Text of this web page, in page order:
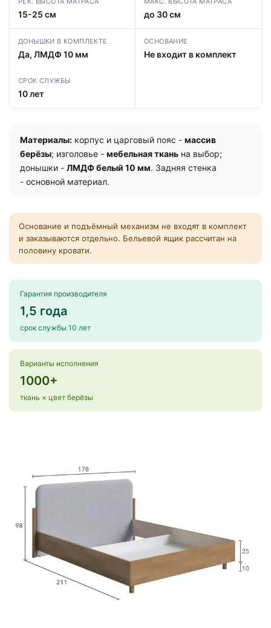
15-25 см до 30 см
ДОНЫШКИ В КОМПЛЕКТЕ
Да, ЛМДФ 10 мм
ОСНОВАНИЕ
Не входит в комплект
СРОК СЛУЖБЫ
10 лет
Материалы: корпус и царговый пояс - массив
берёзы; изголовье - мебельная ткань на выбор;
донышки - ЛМДФ белый 10 мм. Задняя стенка
- основной материал.
Основание и подъёмный механизм не входят в комплект
и заказываются отдельно. Бельевой ящик рассчитан на
половину кровати.
Гарантия производителя
1,5 года
срок службы 10 лет
Варианты исполнения
1000+
ткань × цвет берёзы